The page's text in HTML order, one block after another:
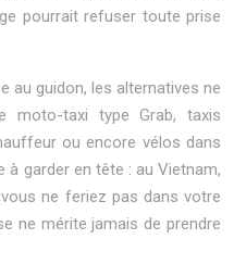
pourrait refuser toute prise
au guidon, les alternatives ne
moto-taxi type Grab, taxis
ou encore vélos dans
à garder en tête : au Vietnam,
ne feriez pas dans votre
ne mérite jamais de prendre